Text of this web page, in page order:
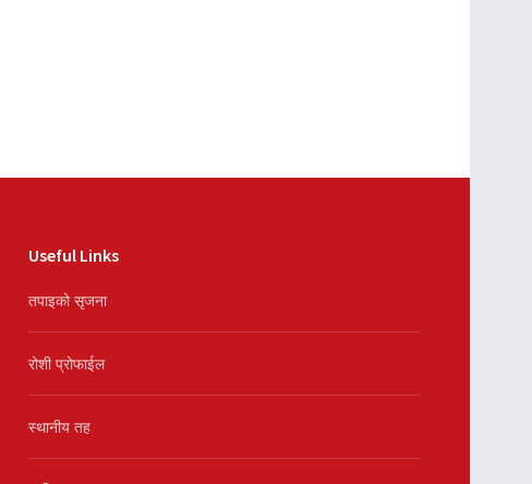
Useful Links
तपाइको सृजना
रोशी प्रोफाईल
स्थानीय तह